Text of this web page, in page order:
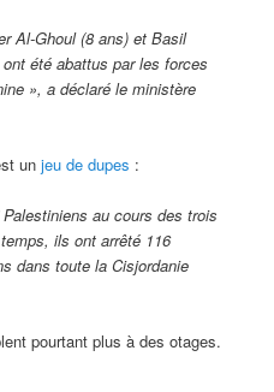
Al-Ghoul (8 ans) et Basil
été abattus par les forces
», a déclaré le ministère
unjeu de dupes :
au cours des trois
ils ont arrêté 116
dans toute la Cisjordanie
pourtant plus à des otages.